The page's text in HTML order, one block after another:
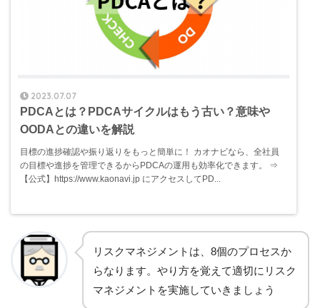
2023.07.07
PDCAとは？PDCAサイクルはもう古い？意味や
OODAとの違いを解説
目標の進捗確認や振り返りをもっと簡単に！ カオナビなら、全社員
の目標や進捗を管理できるからPDCAの運用も効率化できます。 ⇒
【公式】https://www.kaonavi.jp にアクセスしてPD...
リスクマネジメントは、8個のプロセスか
らなります。やり方を覚えて適切にリスク
マネジメントを実施していきましょう